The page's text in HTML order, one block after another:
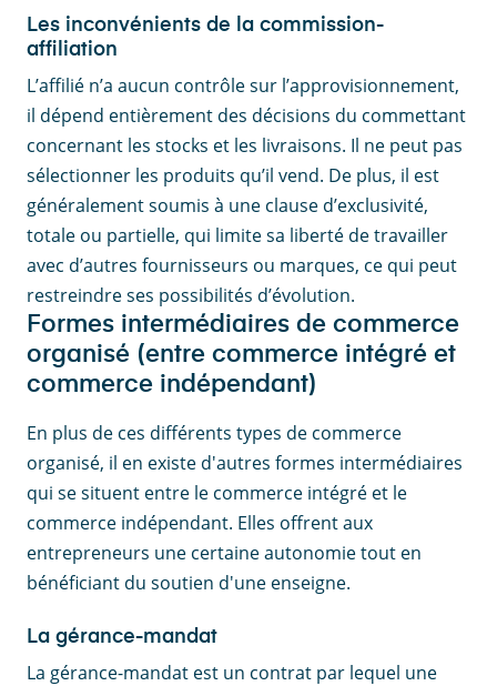
Les inconvénients de la commission-
affiliation
L’affilié n’a aucun contrôle sur l’approvisionnement,
il dépend entièrement des décisions du commettant
concernant les stocks et les livraisons. Il ne peut pas
sélectionner les produits qu’il vend. De plus, il est
généralement soumis à une clause d’exclusivité,
totale ou partielle, qui limite sa liberté de travailler
avec d’autres fournisseurs ou marques, ce qui peut
restreindre ses possibilités d’évolution.
Formes intermédiaires de commerce
organisé (entre commerce intégré et
commerce indépendant)
​En plus de ces différents types de commerce
organisé, il en existe d'autres formes intermédiaires
qui se situent entre le commerce intégré et le
commerce indépendant. Elles offrent aux
entrepreneurs une certaine autonomie tout en
bénéficiant du soutien d'une enseigne.
La gérance-mandat
La gérance-mandat est un contrat par lequel une